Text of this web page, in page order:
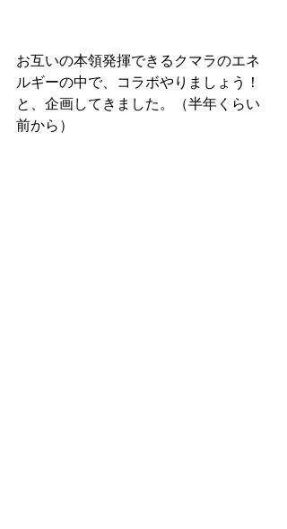
お互いの本領発揮できるクマラのエネ
ルギーの中で、コラボやりましょう！
と、企画してきました。（半年くらい
前から）